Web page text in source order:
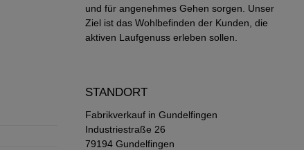
und für angenehmes Gehen sorgen. Unser
Ziel ist das Wohlbefinden der Kunden, die
aktiven Laufgenuss erleben sollen.
STANDORT
Fabrikverkauf in Gundelfingen
Industriestraße 26
79194 Gundelfingen